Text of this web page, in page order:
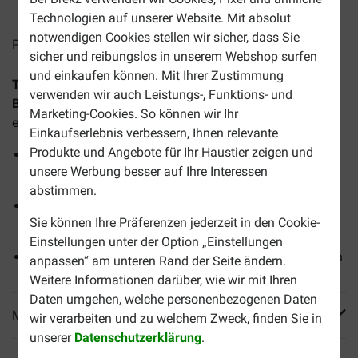
Technologien auf unserer Website. Mit absolut
notwendigen Cookies stellen wir sicher, dass Sie
sicher und reibungslos in unserem Webshop surfen
und einkaufen können. Mit Ihrer Zustimmung
verwenden wir auch Leistungs-, Funktions- und
Marketing-Cookies. So können wir Ihr
Einkaufserlebnis verbessern, Ihnen relevante
Produkte und Angebote für Ihr Haustier zeigen und
unsere Werbung besser auf Ihre Interessen
abstimmen.
Sie können Ihre Präferenzen jederzeit in den Cookie-
Einstellungen unter der Option „Einstellungen
anpassen“ am unteren Rand der Seite ändern.
Weitere Informationen darüber, wie wir mit Ihren
Daten umgehen, welche personenbezogenen Daten
wir verarbeiten und zu welchem Zweck, finden Sie in
unserer Datenschutzerklärung.
Preise inkl. MwSt zzgl.Versandkosten
Trovet Renal & Oxalate RID mit Huhn Nassfutter Katze
Beutelist ein schmackhaftes und vollständiges Futter für
erwachsene Katzen mit Nierenproblemen.
Für Katzen mit (chronischer) Niereninsuffizienz,
Calciumoxalat-Urolithiasis
Körpers zu regulieren
Kann die Bildung von Calciumoxalatkristallen verringern
Mehr Produktinfos